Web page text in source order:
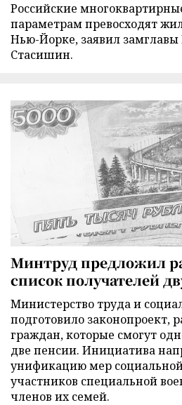
Российские
параметрам превосходят
Нью-Йорке, заявил
Стасишин.
Минтруд предложил
список получателей
Министерство труда и
подготовило законопроект,
граждан, которые смогут
две пенсии. Инициатива
унификацию мер
участников специальной
членов их семей.